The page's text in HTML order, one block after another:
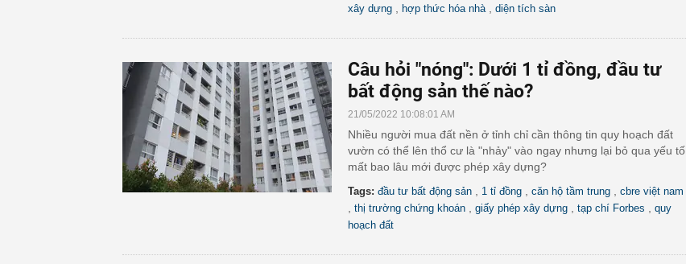
xây dựng
hợp thức hóa nhà diện tích sàn
Câu hỏi "nóng": Dưới 1 tỉ đồng, đầu tư
bất động sản thế nào?
21/05/2022 10:08:01 AM
Nhiều người mua đất nền ở tỉnh chỉ cần thông tin quy hoạch đất
vườn có thể lên thổ cư là "nhảy" vào ngay nhưng lại bỏ qua yếu tố
mất bao lâu mới được phép xây dựng?
Tags: đầu tư bất động sản 1 tỉ đồng căn hộ tầm trung cbre việt nam
thị trường chứng khoán giấy phép xây dựng tạp chí Forbes
quy
hoạch đất